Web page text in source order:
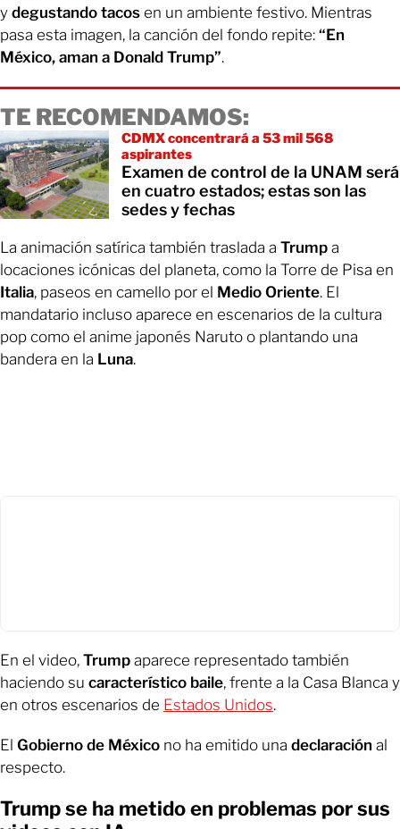
y degustando tacos en un ambiente festivo. Mientras
pasa esta imagen, la canción del fondo repite: “En
México, aman a Donald Trump”.
TE RECOMENDAMOS:
CDMX concentrará a 53 mil 568
aspirantes
Examen de control de la UNAM será
en cuatro estados; estas son las
sedes y fechas
La animación satírica también traslada a Trump a
locaciones icónicas del planeta, como la Torre de Pisa en
Italia, paseos en camello por el Medio Oriente. El
mandatario incluso aparece en escenarios de la cultura
pop como el anime japonés Naruto o plantando una
bandera en la Luna.
En el video, Trump aparece representado también
haciendo su característico baile, frente a la Casa Blanca y
en otros escenarios de Estados Unidos.
El Gobierno de México no ha emitido una declaración al
respecto.
Trump se ha metido en problemas por sus